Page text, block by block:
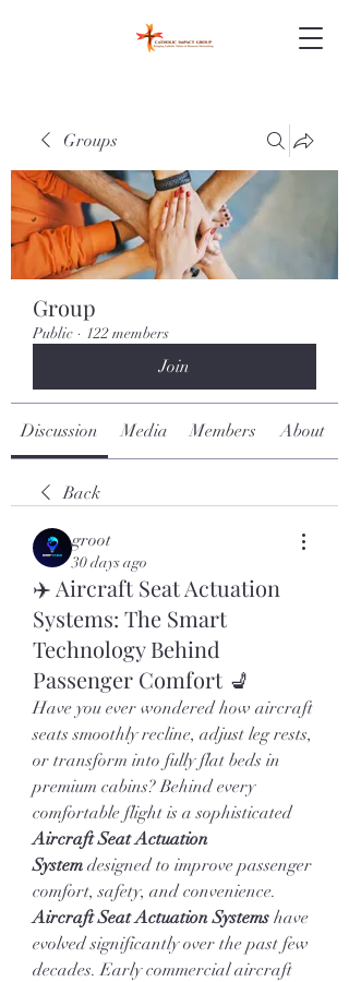
Groups
Group
Public · 122 members
Join
Discussion Media Members About
Back
groot
30 days ago
✈️ Aircraft Seat Actuation
Systems: The Smart
Technology Behind
Passenger Comfort 💺
Have you ever wondered how aircraft
seats smoothly recline, adjust leg rests,
or transform into fully flat beds in
premium cabins? Behind every
comfortable flight is a sophisticated
Aircraft Seat Actuation
System designed to improve passenger
comfort, safety, and convenience.
Aircraft Seat Actuation Systems have
evolved significantly over the past few
decades. Early commercial aircraft